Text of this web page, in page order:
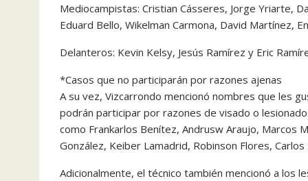
Mediocampistas: Cristian Cásseres, Jorge Yriarte,
Eduard Bello, Wikelman Carmona, David Martínez,
Delanteros: Kevin Kelsy, Jesús Ramírez y Eric
*Casos que no participarán por razones ajenas
A su vez, Vizcarrondo mencionó nombres que les
podrán participar por razones de visado o
como Frankarlos Benítez, Andrusw Araujo, Marcos
González, Keiber Lamadrid, Robinson Flores,
Adicionalmente, el técnico también mencionó a los